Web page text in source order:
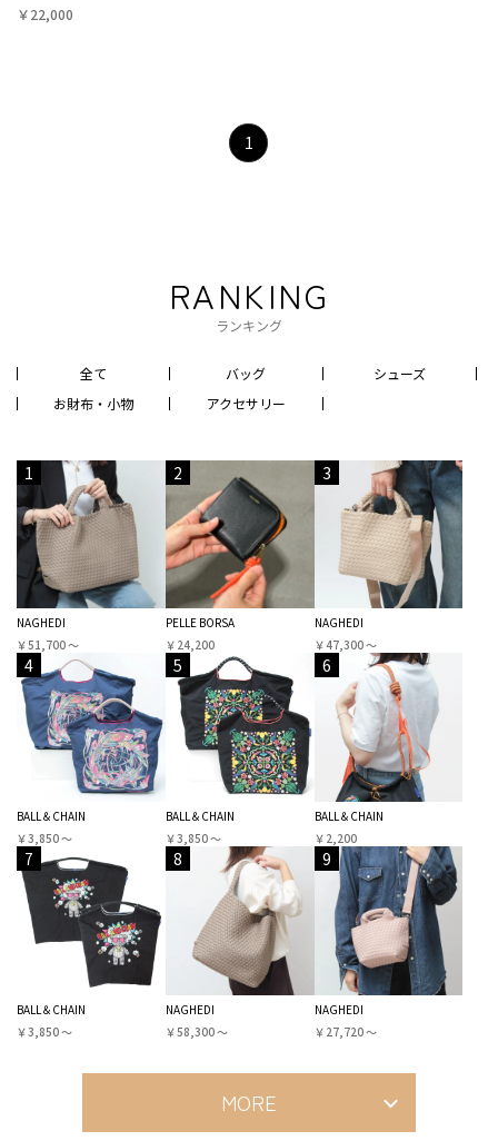
￥22,000
1
RANKING
ランキング
全て バッグ
シューズ
お財布・小物
アクセサリー
1
NAGHEDI
￥51,700 〜
2
PELLE BORSA
￥24,200
3
NAGHEDI
￥47,300 〜
4
BALL＆CHAIN
￥3,850 〜
5
BALL＆CHAIN
￥3,850 〜
6
BALL＆CHAIN
￥2,200
7
BALL＆CHAIN
￥3,850 〜
8
NAGHEDI
￥58,300 〜
9
NAGHEDI
￥27,720 〜
MORE